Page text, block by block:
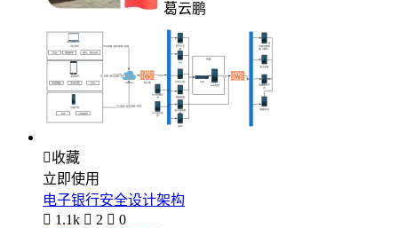
葛云鹏
收藏
立即使用
电子银行安全设计架构
 1.1k  2  0